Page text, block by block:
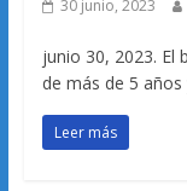
30 junio, 2023
junio 30, 2023. El
de más de 5
Leer más